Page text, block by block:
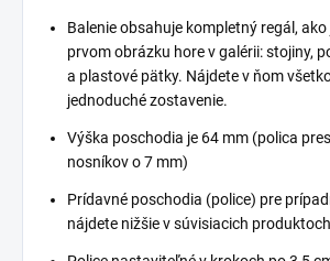
Balenie obsahuje kompletný regál,
prvom obrázku hore v galérii: stojiny,
a plastové pätky. Nájdete v ňom
jednoduché zostavenie.
Výška poschodia je 64 mm (polica
nosníkov o 7 mm)
Prídavné poschodia (police) pre
nájdete nižšie v súvisiacich